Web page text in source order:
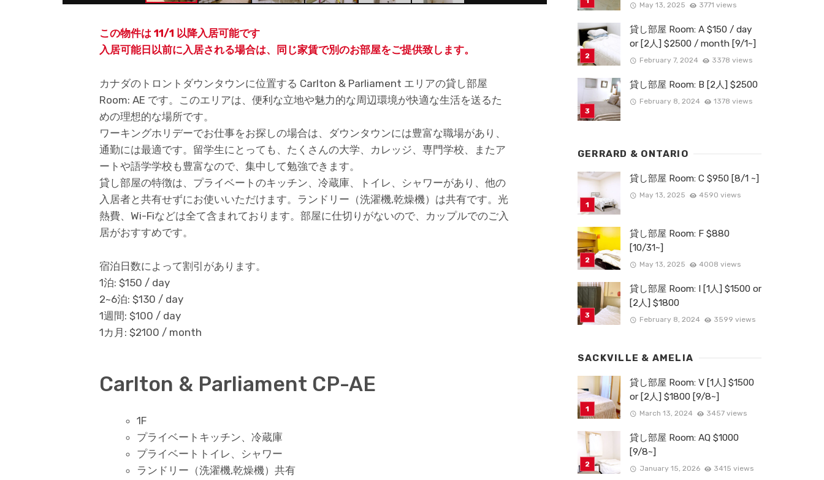
この物件は 11/1 以降入居可能です
入居可能日以前に入居される場合は、同じ家賃で別のお部屋をご提供致します。
カナダのトロントダウンタウンに位置する Carlton & Parliament エリアの貸し部屋
Room: AE です。このエリアは、便利な立地や魅力的な周辺環境が快適な生活を送るた
めの理想的な場所です。
ワーキングホリデーでお仕事をお探しの場合は、ダウンタウンには豊富な職場があり、
通勤には最適です。留学生にとっても、たくさんの大学、カレッジ、専門学校、またア
ートや語学学校も豊富なので、集中して勉強できます。
貸し部屋の特徴は、プライベートのキッチン、冷蔵庫、トイレ、シャワーがあり、他の
入居者と共有せずにお使いいただけます。ランドリー（洗濯機,乾燥機）は共有です。光
熱費、Wi-Fiなどは全て含まれております。部屋に仕切りがないので、カップルでのご入
居がおすすめです。
宿泊日数によって割引があります。
1泊: $150 / day
2~6泊: $130 / day
1週間: $100 / day
1カ月: $2100 / month
Carlton & Parliament CP-AE
1F
プライベートキッチン、冷蔵庫
プライベートトイレ、シャワー
ランドリー（洗濯機,乾燥機）共有
May 13, 2025 3771 views
貸し部屋 Room: A $150 / day
or [2人] $2500 / month [9/1~]
February 7, 2024 3378 views
貸し部屋 Room: B [2人] $2500
February 8, 2024 1378 views
GERRARD & ONTARIO
貸し部屋 Room: C $950 [8/1 ~]
May 13, 2025 4590 views
貸し部屋 Room: F $880
[10/31~]
May 13, 2025 4008 views
貸し部屋 Room: I [1人] $1500 or
[2人] $1800
February 8, 2024 3599 views
SACKVILLE & AMELIA
貸し部屋 Room: V [1人] $1500
or [2人] $1800 [9/8~]
March 13, 2024 3457 views
貸し部屋 Room: AQ $1000
[9/8~]
January 15, 2026 3415 views